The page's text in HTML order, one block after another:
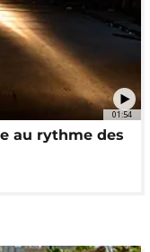
01:54
au rythme des